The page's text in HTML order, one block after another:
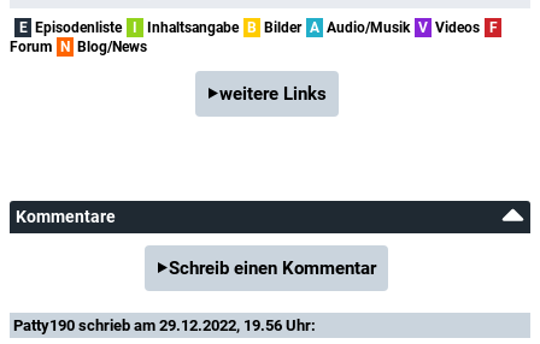
E Episodenliste Inhaltsangabe B Bilder A Audio/Musik V Videos
F
Forum
N Blog/News
weitere Links
Kommentare
Schreib einen Kommentar
Patty190 schrieb am 29.12.2022, 19.56 Uhr: